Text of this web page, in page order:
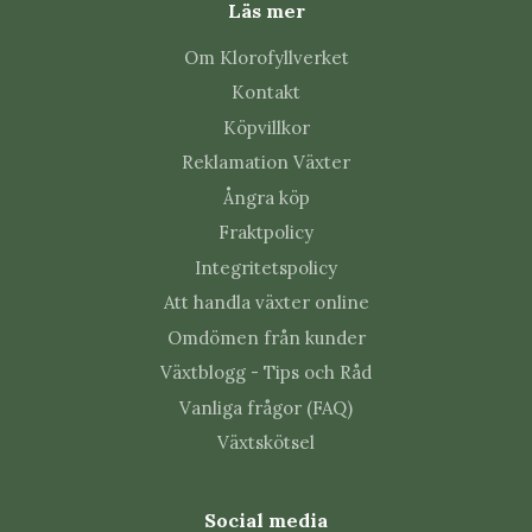
Camouflage' stå?
plantan gradvis om ljusnivån ändras mycket.
Hur ofta ska Muehlenbeckia 'Pink
Camouflage' vattnas?
Vattna när jordytan börjat torka. Hur ofta det blir
beror på temperatur, ljus, krukstorlek och
Vilken jord passar bäst?
Luftig och väldränerad krukväxtjord. Krukan ska ha
Läs mer
Om Klorofyllverket
Kontakt
Köpvillkor
Reklamation Växter
Ångra köp
Fraktpolicy
Integritetspolicy
Att handla växter online
Omdömen från kunder
Växtblogg - Tips och Råd
Vanliga frågor (FAQ)
Växtskötsel
Social media